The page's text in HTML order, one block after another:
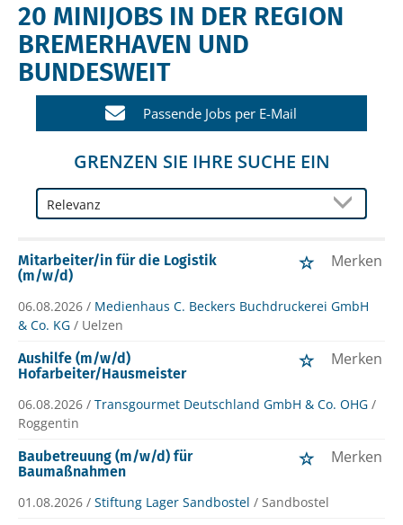
20 MINIJOBS IN DER REGION
BREMERHAVEN UND
BUNDESWEIT
Passende Jobs per E-Mail
GRENZEN SIE IHRE SUCHE EIN
Mitarbeiter/in für die Logistik
(m/w/d)
Merken
06.08.2026 / Medienhaus C. Beckers Buchdruckerei GmbH
& Co. KG / Uelzen
Aushilfe (m/w/d)
Hofarbeiter/Hausmeister
Merken
06.08.2026 / Transgourmet Deutschland GmbH & Co. OHG /
Roggentin
Baubetreuung (m/w/d) für
Baumaßnahmen
Merken
01.08.2026 / Stiftung Lager Sandbostel / Sandbostel